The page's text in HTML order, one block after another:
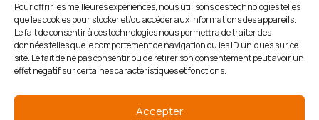
Pour offrir les meilleures expériences, nous utilisons des technologies telles
que les cookies pour stocker et/ou accéder aux informations des appareils.
Le fait de consentir à ces technologies nous permettra de traiter des
données telles que le comportement de navigation ou les ID uniques sur ce
site. Le fait de ne pas consentir ou de retirer son consentement peut avoir un
effet négatif sur certaines caractéristiques et fonctions.
Accepter
© HORIZON IMMOBILIER
Mentions légales